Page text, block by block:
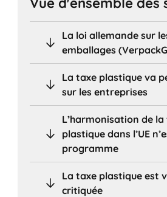
La loi allemande sur
emballages
La taxe plastique va
sur les entreprises
L’harmonisation de la
plastique dans l’UE
programme
La taxe plastique est
critiquée